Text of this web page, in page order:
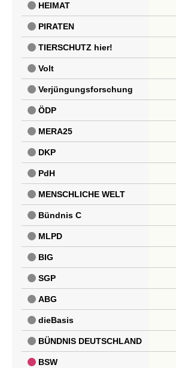
HEIMAT
PIRATEN
TIERSCHUTZ hier!
Volt
Verjüngungsforschung
ÖDP
MERA25
DKP
PdH
MENSCHLICHE WELT
Bündnis C
MLPD
BIG
SGP
ABG
dieBasis
BÜNDNIS DEUTSCHLAND
BSW